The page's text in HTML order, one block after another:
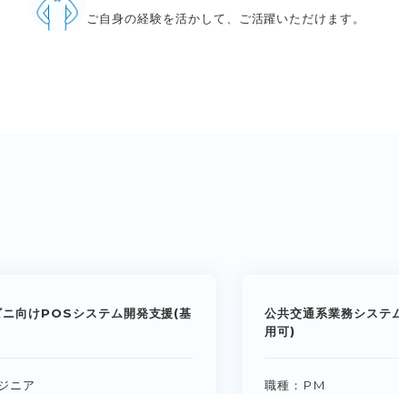
ご自身の経験を活かして、ご活躍いただけます。
向けPOSシステム開発支援(基
ニア
公共交通系業務システ
用可)
職種
PM